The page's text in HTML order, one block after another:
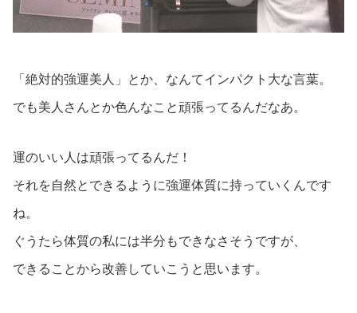
「絶対的強運美人」とか、なんてインパクト大な言葉。
でも美人さんとか色んなこと頑張ってるんだなあ。
運のいい人は頑張ってるんだ！
それを自然とできるように強運体質に持っていくんです
ね。
ぐうたら体質の私には半分もできなさそうですが、
できることから改善していこうと思います。